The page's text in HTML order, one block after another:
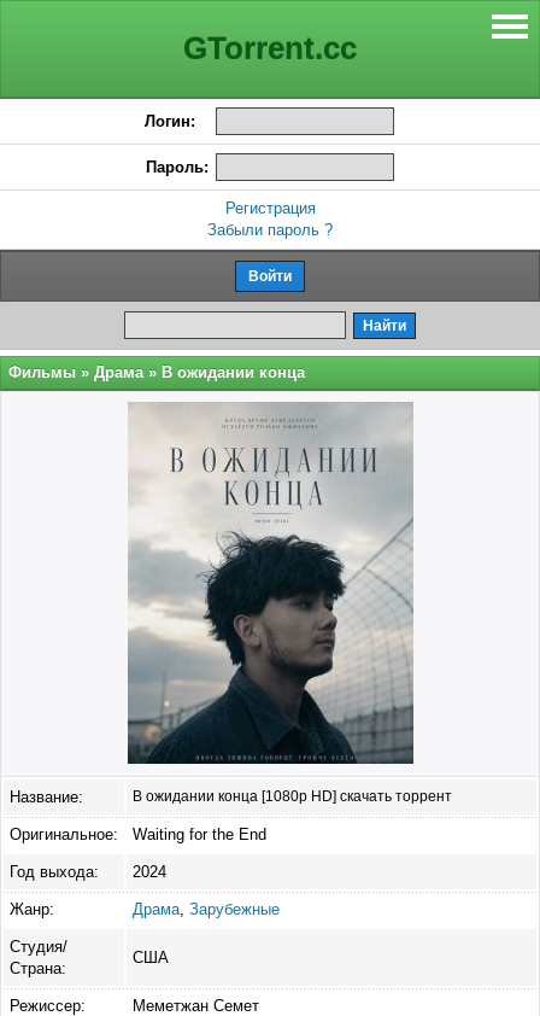
GTorrent.cc
Логин:
Пароль:
Регистрация
Забыли пароль ?
Фильмы » Драма » В ожидании конца
Название: В ожидании конца [1080p HD] скачать торрент
Оригинальное: Waiting for the End
Год выхода: 2024
Жанр: Драма Зарубежные
Студия/
Страна:
США
Режиссер: Меметжан Семет